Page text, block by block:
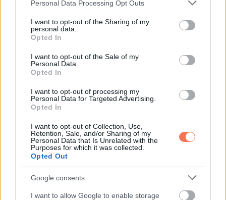
not limited to your visit or usage behaviour. You may click to
grant or deny consent to Google and its third-party tags to
use your data for below specified purposes in below Google
consent section.
Personal Data Processing Opt Outs
I want to opt-out of the Sharing of my
personal data.
Opted In
I want to opt-out of the Sale of my
Personal Data.
Opted In
I want to opt-out of processing my
Personal Data for Targeted Advertising.
Opted In
I want to opt-out of Collection, Use,
Retention, Sale, and/or Sharing of my
Personal Data that Is Unrelated with the
Purposes for which it was collected.
Opted Out
Google consents
I want to allow Google to enable storage
8.kőzetfajta
9.kimonó
12.nyomást